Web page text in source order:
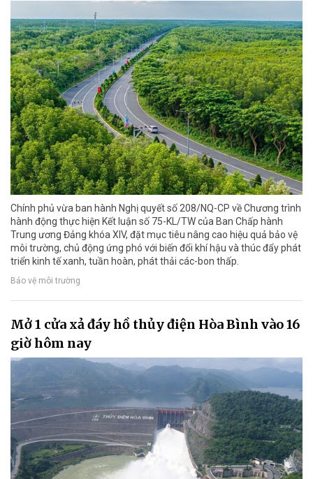
Chính phủ vừa ban hành Nghị quyết số 208/NQ-CP về Chương trình
hành động thực hiện Kết luận số 75-KL/TW của Ban Chấp hành
Trung ương Đảng khóa XIV, đặt mục tiêu nâng cao hiệu quả bảo vệ
môi trường, chủ động ứng phó với biến đổi khí hậu và thúc đẩy phát
triển kinh tế xanh, tuần hoàn, phát thải các-bon thấp.
Bảo vệ môi trường
Mở 1 cửa xả đáy hồ thủy điện Hòa Bình vào 16
giờ hôm nay